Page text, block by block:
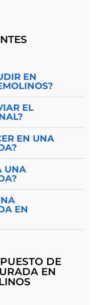
EN
EL
EN UNA
UNA
EN
DE
EN